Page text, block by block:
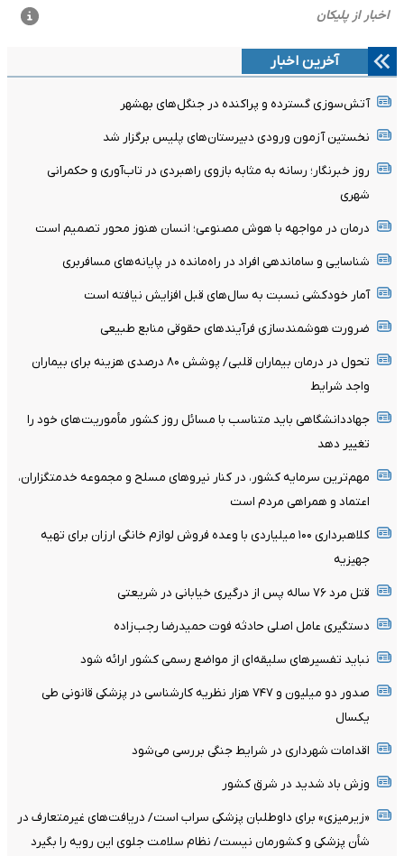
آخرین اخبار
آتش‌سوزی گسترده و پراکنده در جنگل‌های بهشهر
نخستین آزمون ورودی دبیرستان‌های پلیس برگزار شد
روز خبرنگار؛ رسانه به مثابه بازوی راهبردی در تاب‌آوری و حکمرانی
شهری
درمان در مواجهه با هوش مصنوعی؛ انسان هنوز محور تصمیم است
شناسایی و ساماندهی افراد در راه‌مانده در پایانه‌های مسافربری
آمار خودکشی نسبت به سال‌های قبل افزایش نیافته است
ضرورت هوشمندسازی فرآیندهای حقوقی منابع طبیعی
تحول در درمان بیماران قلبی/ پوشش ۸۰ درصدی هزینه برای بیماران
واجد شرایط
جهاددانشگاهی باید متناسب با مسائل روز کشور مأموریت‌های خود را
تغییر دهد
مهم‌ترین سرمایه کشور، در کنار نیروهای مسلح و مجموعه خدمتگزاران،
اعتماد و همراهی مردم است
کلاهبرداری ۱۰۰ میلیاردی با وعده فروش لوازم خانگی ارزان برای تهیه
جهیزیه
قتل مرد ۷۶ ساله پس از درگیری خیابانی در شریعتی
دستگیری عامل اصلی حادثه فوت حمیدرضا رجب‌زاده
نباید تفسیرهای سلیقه‌ای از مواضع رسمی کشور ارائه شود
صدور دو میلیون و ۷۴۷ هزار نظریه کارشناسی در پزشکی قانونی طی
یکسال
اقدامات شهرداری در شرایط جنگی بررسی می‌شود
وزش باد شدید در شرق کشور
«زیرمیزی» برای داوطلبان پزشکی سراب است/ دریافت‌های غیرمتعارف در
شأن پزشکی و کشورمان نیست/ نظام سلامت جلوی این رویه را بگیرد